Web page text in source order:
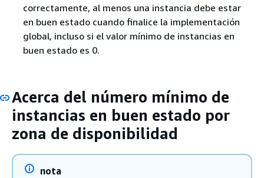
correctamente, al menos una instancia debe estar
en buen estado cuando finalice la implementación
global, incluso si el valor mínimo de instancias en
buen estado es 0.
Acerca del número mínimo de
instancias en buen estado por
zona de disponibilidad
nota